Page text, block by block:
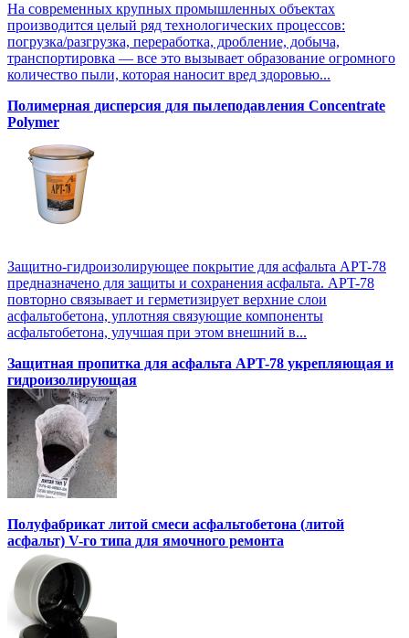
На современных крупных промышленных объектах
производится целый ряд технологических процессов:
погрузка/разгрузка, переработка, дробление, добыча,
транспортировка — все это вызывает образование огромного
количество пыли, которая наносит вред здоровью...
Полимерная дисперсия для пылеподавления Concentrate
Polymer
Защитно-гидроизолирующее покрытие для асфальта APT-78
предназначено для защиты и сохранения асфальта. APT-78
повторно связывает и герметизирует верхние слои
асфальтобетона, уплотняя связующие компоненты
асфальтобетона, улучшая при этом внешний в...
Защитная пропитка для асфальта APT-78 укрепляющая и
гидроизолирующая
Полуфабрикат литой смеси асфальтобетона (литой
асфальт) V-го типа для ямочного ремонта